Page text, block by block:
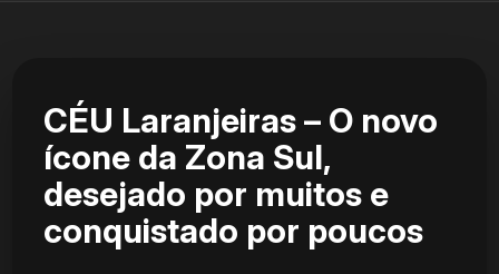
CÉU Laranjeiras – O novo
ícone da Zona Sul,
desejado por muitos e
conquistado por poucos